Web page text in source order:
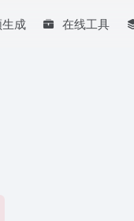
成 在线工具